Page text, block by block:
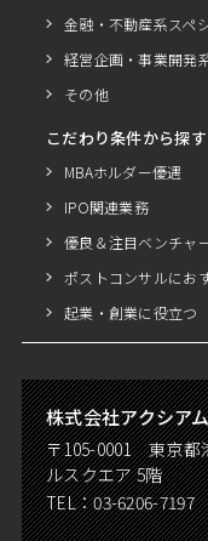
金融・不動産系スペ
経営企画・事業開発
その他
こだわり条件から探す
MBAホルダー優遇
IPO関連業務
優良＆注目ベンチャ
ポストコンサルにお
起業・創業に役立つ
株式会社アクシア
〒105-0001 東京都
ルスクエア 5階
TEL：03-6206-7197